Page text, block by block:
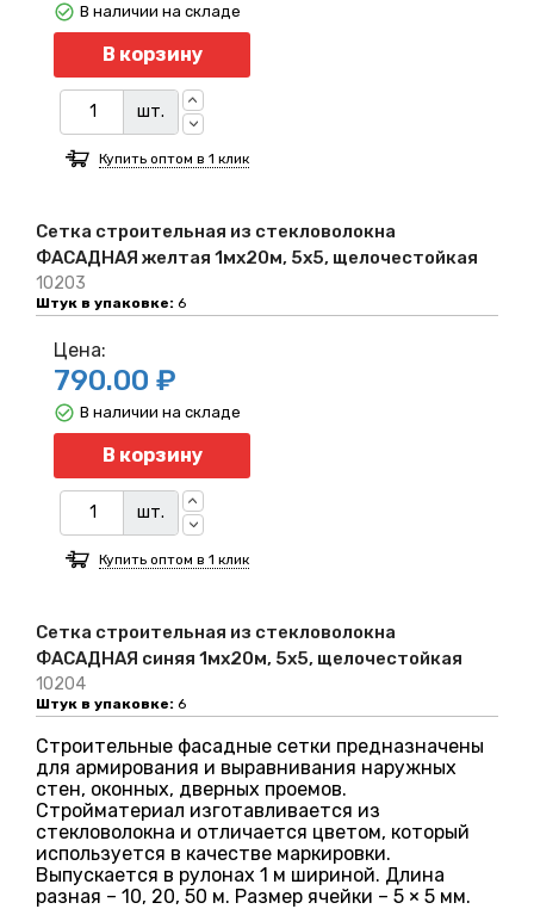
Сетка строительная из стекловолокна
ФАСАДНАЯ желтая 1мх20м, 5х5, щелочестойкая
10203
Штук в упаковке: 6
В корзину
шт.
В наличии на складе
Купить оптом в 1 клик
Сетка строительная из стекловолокна
ФАСАДНАЯ синяя 1мх20м, 5х5, щелочестойкая
10204
Штук в упаковке: 6
Цена:
790.00 ₽
В корзину
шт.
В наличии на складе
Купить оптом в 1 клик
Строительные фасадные сетки предназначены
для армирования и выравнивания наружных
стен, оконных, дверных проемов.
Стройматериал изготавливается из
стекловолокна и отличается цветом, который
используется в качестве маркировки.
Выпускается в рулонах 1 м шириной. Длина
разная – 10, 20, 50 м. Размер ячейки – 5 × 5 мм.